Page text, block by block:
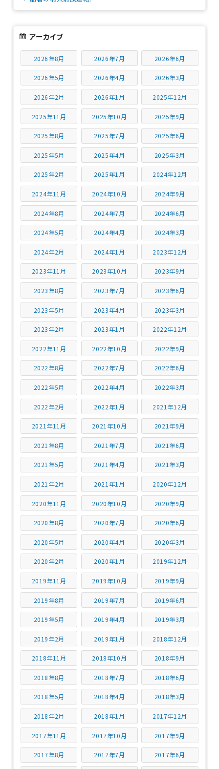
アーカイブ
2026年8月 2026年7月 2026年6月
2026年5月 2026年4月 2026年3月
2026年2月 2026年1月 2025年12月
2025年11月 2025年10月 2025年9月
2025年8月 2025年7月 2025年6月
2025年5月 2025年4月 2025年3月
2025年2月 2025年1月 2024年12月
2024年11月 2024年10月 2024年9月
2024年8月 2024年7月 2024年6月
2024年5月 2024年4月 2024年3月
2024年2月 2024年1月 2023年12月
2023年11月 2023年10月 2023年9月
2023年8月 2023年7月 2023年6月
2023年5月 2023年4月 2023年3月
2023年2月 2023年1月 2022年12月
2022年11月 2022年10月 2022年9月
2022年8月 2022年7月 2022年6月
2022年5月 2022年4月 2022年3月
2022年2月 2022年1月 2021年12月
2021年11月 2021年10月 2021年9月
2021年8月 2021年7月 2021年6月
2021年5月 2021年4月 2021年3月
2021年2月 2021年1月 2020年12月
2020年11月 2020年10月 2020年9月
2020年8月 2020年7月 2020年6月
2020年5月 2020年4月 2020年3月
2020年2月 2020年1月 2019年12月
2019年11月 2019年10月 2019年9月
2019年8月 2019年7月 2019年6月
2019年5月 2019年4月 2019年3月
2019年2月 2019年1月 2018年12月
2018年11月 2018年10月 2018年9月
2018年8月 2018年7月 2018年6月
2018年5月 2018年4月 2018年3月
2018年2月 2018年1月 2017年12月
2017年11月 2017年10月 2017年9月
2017年8月 2017年7月 2017年6月